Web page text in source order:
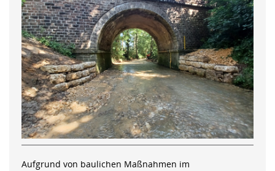
Aufgrund von baulichen Maßnahmen im